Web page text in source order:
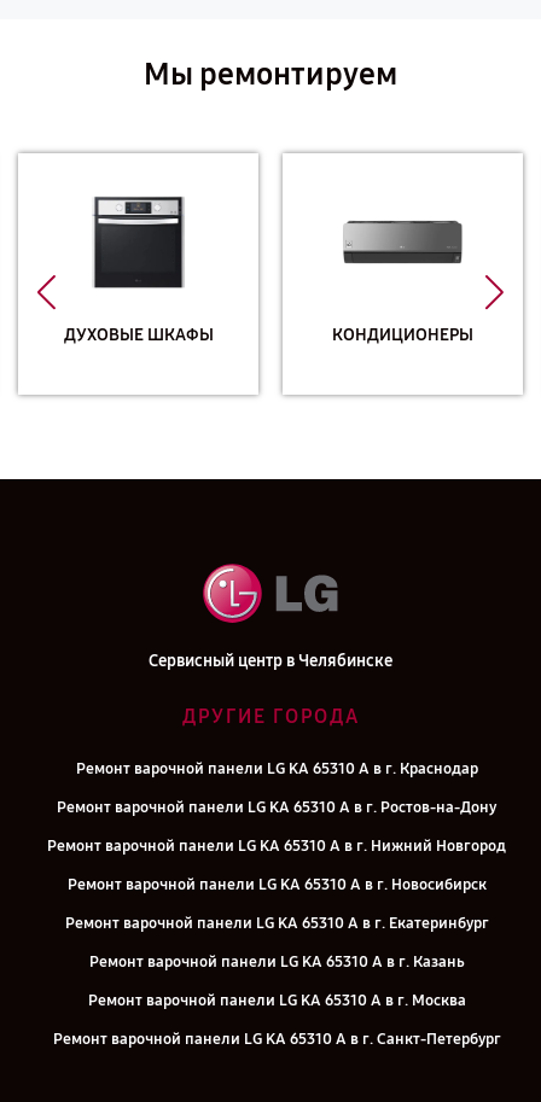
Мы ремонтируем
ДУХОВЫЕ ШКАФЫ КОНДИЦИОНЕРЫ
Сервисный центр в Челябинске
ДРУГИЕ ГОРОДА
Ремонт варочной панели LG KA 65310 A в г. Краснодар
Ремонт варочной панели LG KA 65310 A в г. Ростов-на-Дону
Ремонт варочной панели LG KA 65310 A в г. Нижний Новгород
Ремонт варочной панели LG KA 65310 A в г. Новосибирск
Ремонт варочной панели LG KA 65310 A в г. Екатеринбург
Ремонт варочной панели LG KA 65310 A в г. Казань
Ремонт варочной панели LG KA 65310 A в г. Москва
Ремонт варочной панели LG KA 65310 A в г. Санкт-Петербург